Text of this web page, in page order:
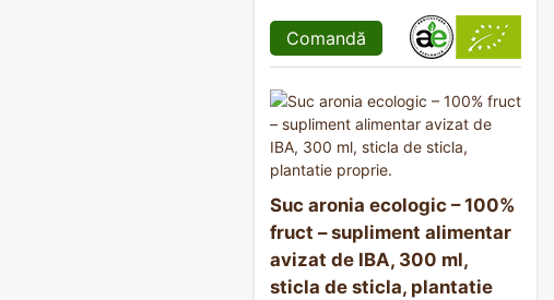
Comandă
Suc aronia ecologic – 100%
fruct – supliment alimentar
avizat de IBA, 300 ml,
sticla de sticla, plantatie